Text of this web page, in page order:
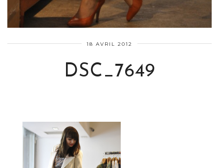
18 AVRIL 2012
DSC_7649